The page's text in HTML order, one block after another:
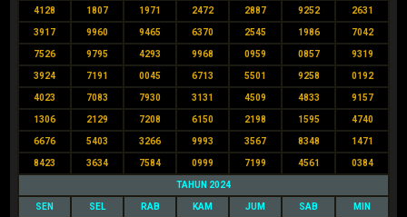
4128 1807 1971 2472 2887 9252 2631
3917 9960 9465 6370 2545 1986 7042
7526 9795 4293 9968 0959 0857 9319
3924 7191 0045 6713 5501 9258 0192
4023 7083 7930 3131 4509 4833 9157
1306 2129 7208 6150 2198 1595 4740
6676 5403 3266 9993 3567 8348 1471
8423 3634 7584 0999 7199 4561 0384
TAHUN 2024
SEN SEL RAB KAM JUM SAB MIN